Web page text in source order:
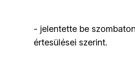
- jelentette be
értesülései szerint.